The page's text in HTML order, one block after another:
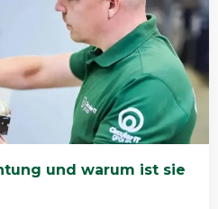
und warum ist sie